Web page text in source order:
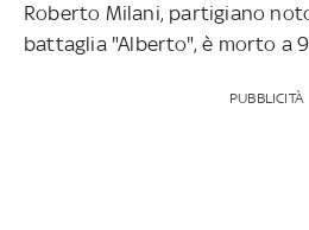
Roberto Milani, partigiano
battaglia "Alberto", è morto a
PUBBLICITÀ